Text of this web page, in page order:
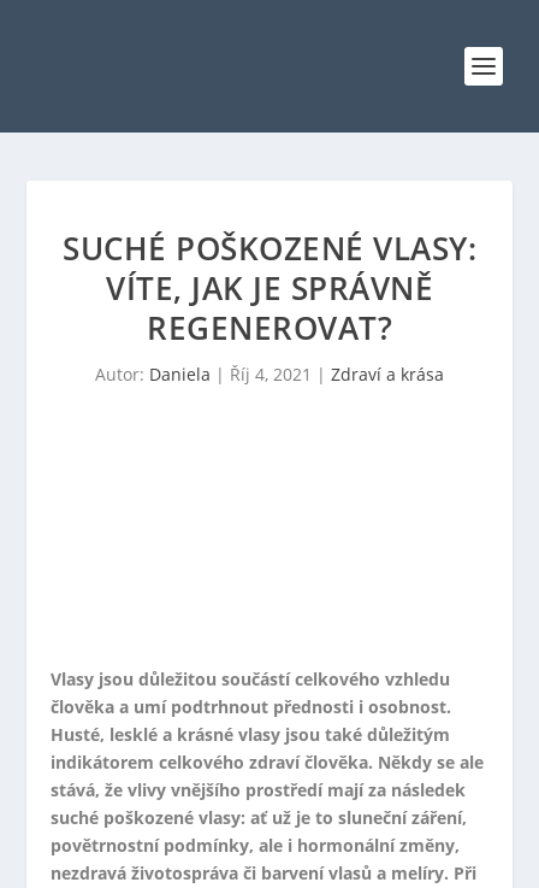
SUCHÉ POŠKOZENÉ VLASY:
VÍTE, JAK JE SPRÁVNĚ
REGENEROVAT?
Autor: Daniela | Říj 4, 2021 | Zdraví a krása
Vlasy jsou důležitou součástí celkového vzhledu
člověka a umí podtrhnout přednosti i osobnost.
Husté, lesklé a krásné vlasy jsou také důležitým
indikátorem celkového zdraví člověka. Někdy se ale
stává, že vlivy vnějšího prostředí mají za následek
suché poškozené vlasy: ať už je to sluneční záření,
povětrnostní podmínky, ale i hormonální změny,
nezdravá životospráva či barvení vlasů a melíry. Při